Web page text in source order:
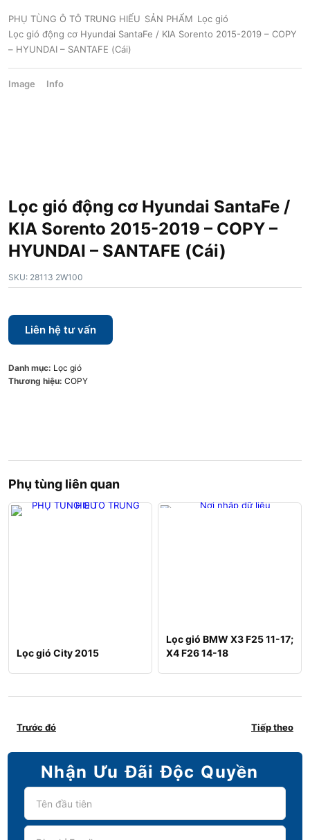
PHỤ TÙNG Ô TÔ TRUNG HIẾU SẢN PHẨM Lọc gió
Lọc gió động cơ Hyundai SantaFe / KIA Sorento 2015-2019 – COPY
– HYUNDAI – SANTAFE (Cái)
Image Info
Lọc gió động cơ Hyundai SantaFe /
KIA Sorento 2015-2019 – COPY –
HYUNDAI – SANTAFE (Cái)
SKU: 28113 2W100
Liên hệ tư vấn
Danh mục: Lọc gió
Thương hiệu: COPY
Phụ tùng liên quan
Lọc gió City 2015
Lọc gió BMW X3 F25 11-17;
X4 F26 14-18
Trước đó Tiếp theo
Nhận Ưu Đãi Độc Quyền